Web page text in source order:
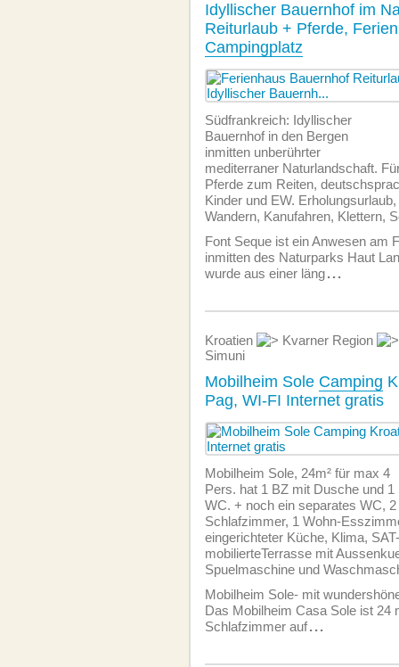
Idyllischer Bauernhof im
Reiturlaub + Pferde,
Campingplatz
Südfrankreich: Idyllischer
Bauernhof in den Bergen
inmitten unberührter
mediterraner Naturlandschaft.
Pferde zum Reiten,
Kinder und EW.
Wandern, Kanufahren, Klettern,
Font Seque ist ein Anwesen am
inmitten des Naturparks Haut
wurde aus einer läng...
Kroatien
Kvarner Region
Simuni
Mobilheim Sole Camping
Pag, WI-FI Internet gratis
Mobilheim Sole, 24m² für max 4
Pers. hat 1 BZ mit Dusche und 1
WC. + noch ein separates WC, 2
Schlafzimmer, 1 Wohn-
eingerichteter Küche, Klima,
mobilierteTerrasse mit
Spuelmaschine und
Mobilheim Sole- mit
Das Mobilheim Casa Sole ist 24
Schlafzimmer auf...